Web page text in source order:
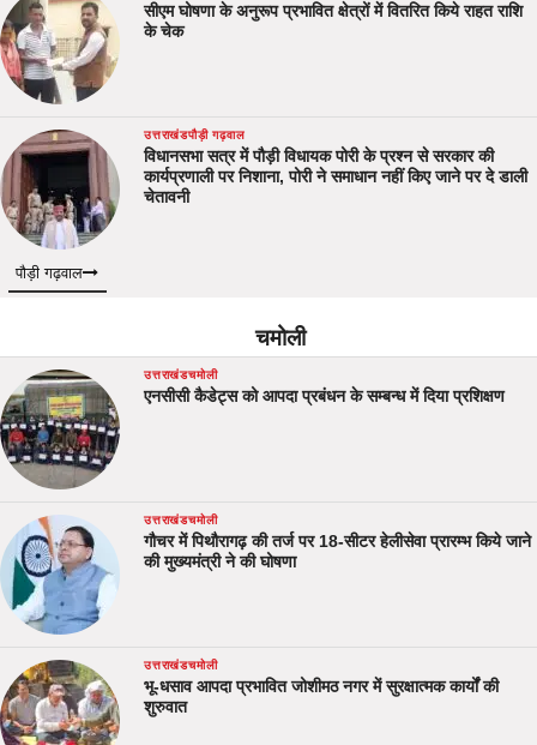
सीएम घोषणा के अनुरूप प्रभावित क्षेत्रों में वितरित किये राहत राशि
के चेक
उत्तराखंडपौड़ी गढ़वाल
विधानसभा सत्र में पौड़ी विधायक पोरी के प्रश्न से सरकार की
कार्यप्रणाली पर निशाना, पोरी ने समाधान नहीं किए जाने पर दे डाली
चेतावनी
पौड़ी गढ़वाल
चमोली
उत्तराखंडचमोली
एनसीसी कैडेट्स को आपदा प्रबंधन के सम्बन्ध में दिया प्रशिक्षण
उत्तराखंडचमोली
गौचर में पिथौरागढ़ की तर्ज पर 18-सीटर हेलीसेवा प्रारम्भ किये जाने
की मुख्यमंत्री ने की घोषणा
उत्तराखंडचमोली
भू-धसाव आपदा प्रभावित जोशीमठ नगर में सुरक्षात्मक कार्यों की
शुरुवात